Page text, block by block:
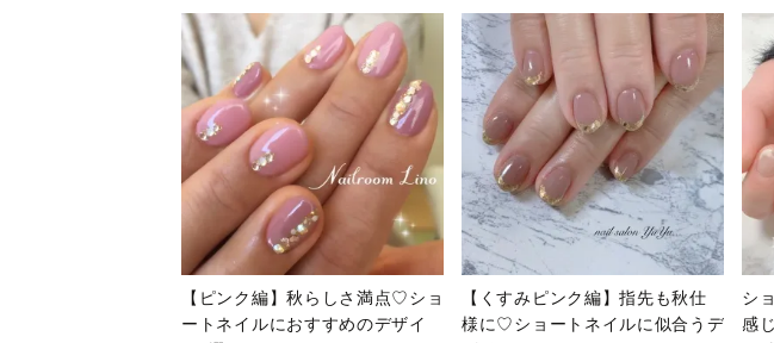
【ピンク編】秋らしさ満点♡ショ
ートネイルにおすすめのデザイ
【くすみピンク編】指先も秋仕
様に♡ショートネイルに似合うデ
シ
感